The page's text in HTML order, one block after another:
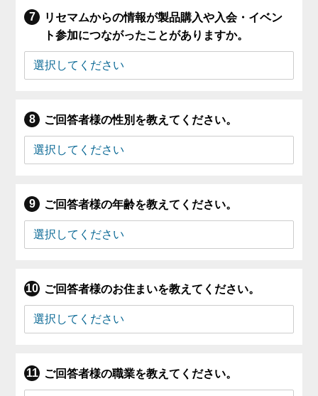
リセマムからの情報が製品購入や入会・イベン
ト参加につながったことがありますか。
ご回答者様の性別を教えてください。
ご回答者様の年齢を教えてください。
ご回答者様のお住まいを教えてください。
ご回答者様の職業を教えてください。